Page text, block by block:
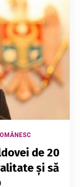
de 20
și să